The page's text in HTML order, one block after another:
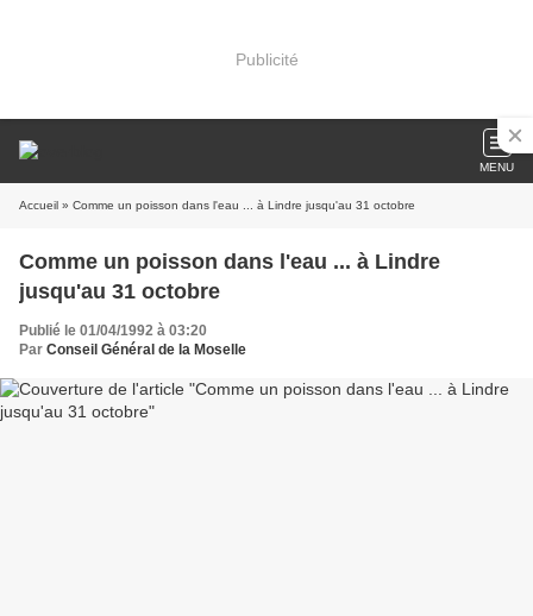
Publicité
MENU
Accueil » Comme un poisson dans l'eau ... à Lindre jusqu'au 31 octobre
Comme un poisson dans l'eau ... à Lindre
jusqu'au 31 octobre
Publié le 01/04/1992 à 03:20
Par Conseil Général de la Moselle